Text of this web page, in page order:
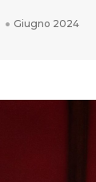
Giugno 2024